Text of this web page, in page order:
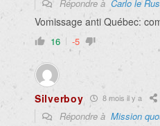
Répondre à Carlo le
Vomissage anti Québec:
16 -5
Silverboy 8 mois il y a
Répondre à Mission